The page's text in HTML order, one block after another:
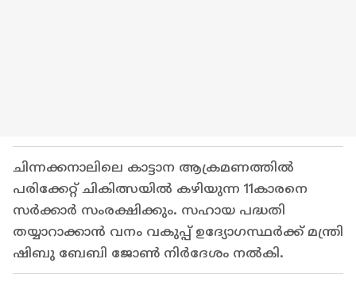
ചിന്നക്കനാലിലെ കാട്ടാന ആക്രമണത്തിൽ
പരിക്കേറ്റ് ചികിത്സയിൽ കഴിയുന്ന 11കാരനെ
സർക്കാർ സംരക്ഷിക്കും. സഹായ പദ്ധതി
തയ്യാറാക്കാൻ വനം വകുപ്പ് ഉദ്യോഗസ്ഥർക്ക് മന്ത്രി
ഷിബു ബേബി ജോൺ നിർദേശം നൽകി.